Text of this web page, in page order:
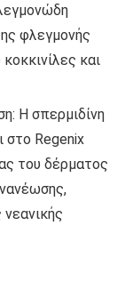
φλεγμονής
και
Η σπερμιδίνη
στο Regenix
του δέρματος